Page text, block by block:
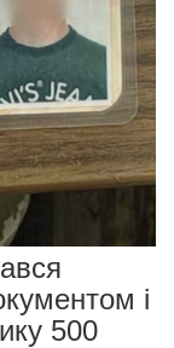
і
500